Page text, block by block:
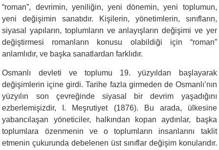
“roman”, devrimin, yeniliğin, yeni dönemin, yeni toplumun,
yeni değişimin sanatıdır. Kişilerin, yönetimlerin, sınıfların,
siyasal yapıların, toplumların ve anlayışların değişimi ve yer
değiştirmesi romanların konusu olabildiği için “roman”
anlamlıdır, ve başka sanatlardan farklıdır.
Osmanlı devleti ve toplumu 19. yüzyıldan başlayarak
değişimlerin içine girdi. Tarihe fazla girmeden de Osmanlı’nın
yüzyılın son çevreğinde siyasal bir devrim yaşadığını
ezberlemişizdir, I. Meşrutiyet (1876). Bu arada, ülkesine
yabancılaşan yöneticiler, halkından kopan aydınlar, başka
toplumlara özenmenin ve o toplumların insanlarını taklit
etmenin çukurunda debelenen üst sınıflar değişim konularıdır.